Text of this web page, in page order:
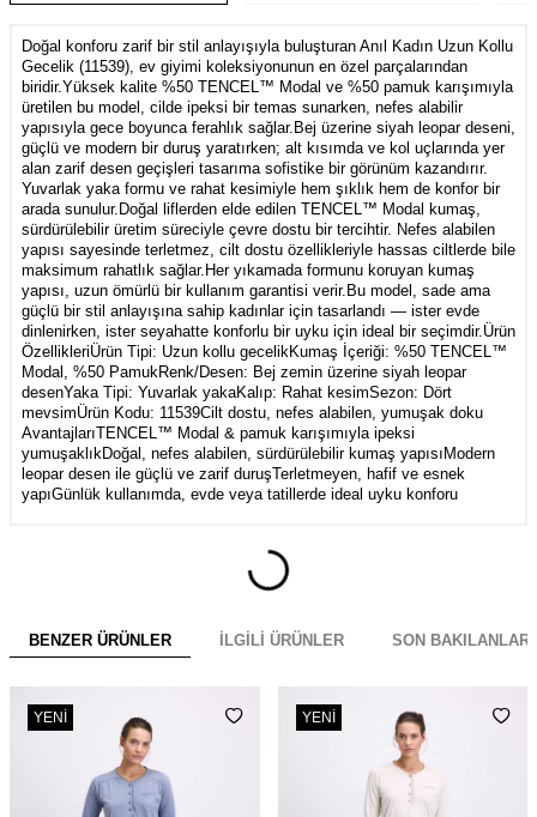
Doğal konforu zarif bir stil anlayışıyla buluşturan Anıl Kadın Uzun Kollu
Gecelik (11539), ev giyimi koleksiyonunun en özel parçalarından
biridir.Yüksek kalite %50 TENCEL™ Modal ve %50 pamuk karışımıyla
üretilen bu model, cilde ipeksi bir temas sunarken, nefes alabilir
yapısıyla gece boyunca ferahlık sağlar.Bej üzerine siyah leopar deseni,
güçlü ve modern bir duruş yaratırken; alt kısımda ve kol uçlarında yer
alan zarif desen geçişleri tasarıma sofistike bir görünüm kazandırır.
Yuvarlak yaka formu ve rahat kesimiyle hem şıklık hem de konfor bir
arada sunulur.Doğal liflerden elde edilen TENCEL™ Modal kumaş,
sürdürülebilir üretim süreciyle çevre dostu bir tercihtir. Nefes alabilen
yapısı sayesinde terletmez, cilt dostu özellikleriyle hassas ciltlerde bile
maksimum rahatlık sağlar.Her yıkamada formunu koruyan kumaş
yapısı, uzun ömürlü bir kullanım garantisi verir.Bu model, sade ama
güçlü bir stil anlayışına sahip kadınlar için tasarlandı — ister evde
dinlenirken, ister seyahatte konforlu bir uyku için ideal bir seçimdir.Ürün
ÖzellikleriÜrün Tipi: Uzun kollu gecelikKumaş İçeriği: %50 TENCEL™
Modal, %50 PamukRenk/Desen: Bej zemin üzerine siyah leopar
desenYaka Tipi: Yuvarlak yakaKalıp: Rahat kesimSezon: Dört
mevsimÜrün Kodu: 11539Cilt dostu, nefes alabilen, yumuşak doku
AvantajlarıTENCEL™ Modal & pamuk karışımıyla ipeksi
yumuşaklıkDoğal, nefes alabilen, sürdürülebilir kumaş yapısıModern
leopar desen ile güçlü ve zarif duruşTerletmeyen, hafif ve esnek
yapıGünlük kullanımda, evde veya tatillerde ideal uyku konforu
BENZER ÜRÜNLER İLGILI ÜRÜNLER SON BAKILANLAR
YENI YENI